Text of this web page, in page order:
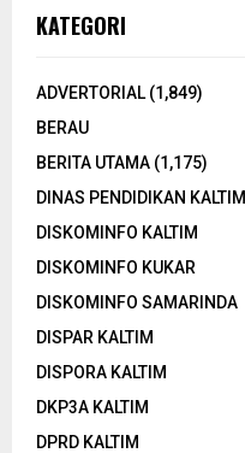
KATEGORI
ADVERTORIAL (1,849)
BERAU
BERITA UTAMA (1,175)
DINAS PENDIDIKAN KALTIM
DISKOMINFO KALTIM
DISKOMINFO KUKAR
DISKOMINFO SAMARINDA
DISPAR KALTIM
DISPORA KALTIM
DKP3A KALTIM
DPRD KALTIM